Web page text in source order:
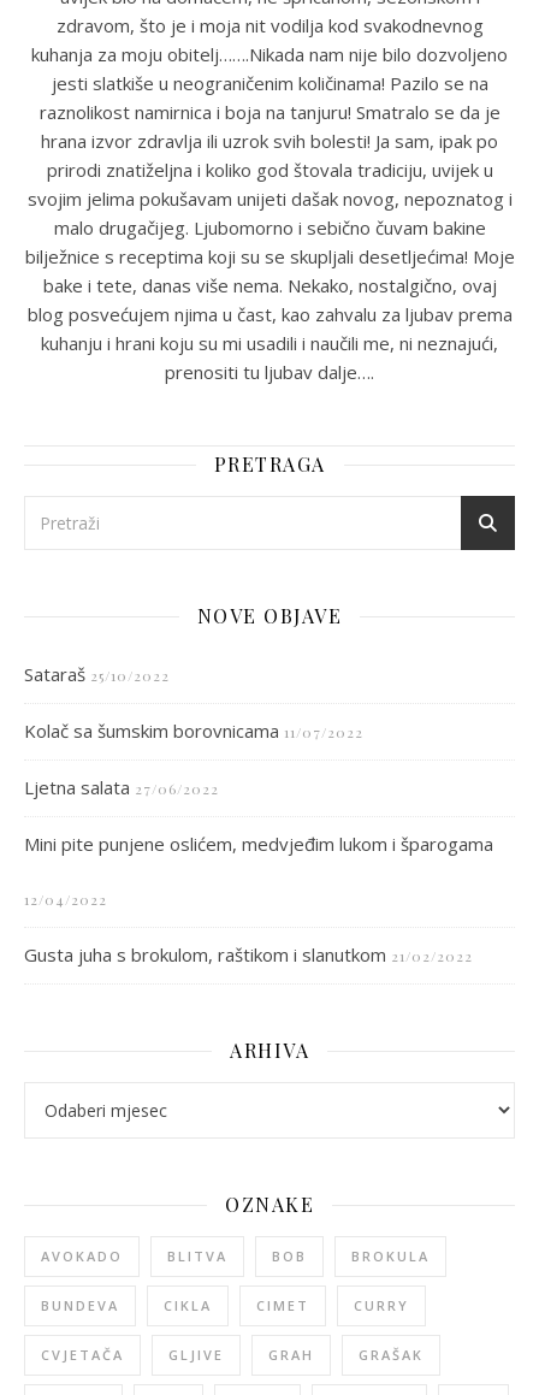
zdravom, što je i moja nit vodilja kod svakodnevnog
kuhanja za moju obitelj…….Nikada nam nije bilo dozvoljeno
jesti slatkiše u neograničenim količinama! Pazilo se na
raznolikost namirnica i boja na tanjuru! Smatralo se da je
hrana izvor zdravlja ili uzrok svih bolesti! Ja sam, ipak po
prirodi znatiželjna i koliko god štovala tradiciju, uvijek u
svojim jelima pokušavam unijeti dašak novog, nepoznatog i
malo drugačijeg. Ljubomorno i sebično čuvam bakine
bilježnice s receptima koji su se skupljali desetljećima! Moje
bake i tete, danas više nema. Nekako, nostalgično, ovaj
blog posvećujem njima u čast, kao zahvalu za ljubav prema
kuhanju i hrani koju su mi usadili i naučili me, ni neznajući,
prenositi tu ljubav dalje….
PRETRAGA
NOVE OBJAVE
Sataraš 25/10/2022
Kolač sa šumskim borovnicama 11/07/2022
Ljetna salata 27/06/2022
Mini pite punjene oslićem, medvjeđim lukom i šparogama
12/04/2022
Gusta juha s brokulom, raštikom i slanutkom 21/02/2022
ARHIVA
OZNAKE
AVOKADO BLITVA BOB BROKULA
BUNDEVA CIKLA CIMET CURRY
CVJETAČA GLJIVE GRAH GRAŠAK